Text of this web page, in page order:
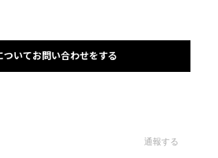
ついてお問い合わせをする
通報する